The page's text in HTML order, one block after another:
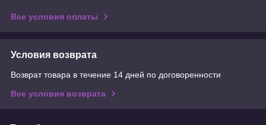
Все условия оплаты
Условия возврата
Возврат товара в течение 14 дней по договоренности
Все условия возврата